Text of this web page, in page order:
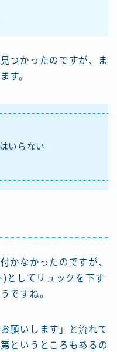
つかったのですが、ま
す。
いらない
かなかったのですが、
としてリュックを下す
ですね。
願いします」と流れて
というところもあるの